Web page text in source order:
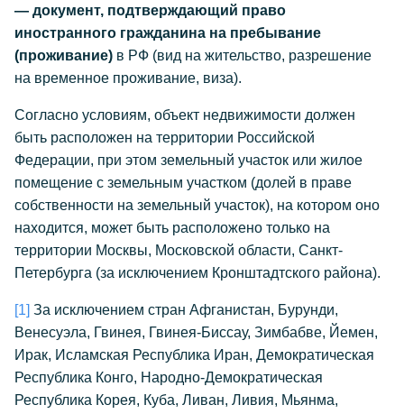
— документ, подтверждающий право
иностранного гражданина на пребывание
(проживание) в РФ (вид на жительство, разрешение
на временное проживание, виза).
Согласно условиям, объект недвижимости должен
быть расположен на территории Российской
Федерации, при этом земельный участок или жилое
помещение с земельным участком (долей в праве
собственности на земельный участок), на котором оно
находится, может быть расположено только на
территории Москвы, Московской области, Санкт-
Петербурга (за исключением Кронштадтского района).
[1] За исключением стран Афганистан, Бурунди,
Венесуэла, Гвинея, Гвинея-Биссау, Зимбабве, Йемен,
Ирак, Исламская Республика Иран, Демократическая
Республика Конго, Народно-Демократическая
Республика Корея, Куба, Ливан, Ливия, Мьянма,